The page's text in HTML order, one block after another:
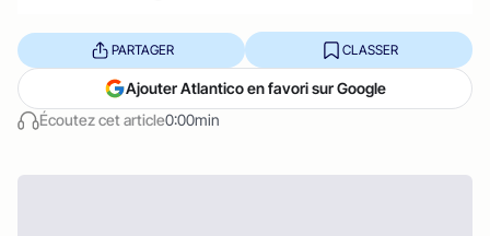
Écoutez cet article0:00min
PARTAGER CLASSER
Ajouter Atlantico en favori sur Google